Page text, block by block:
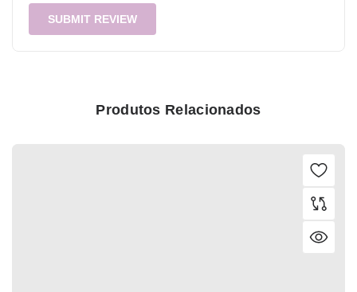
Produtos Relacionados